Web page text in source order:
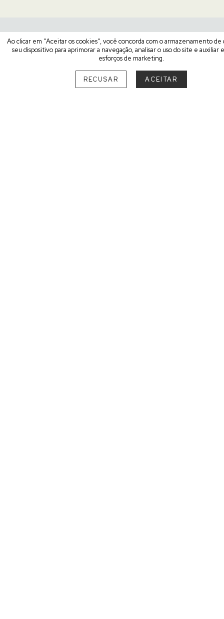
4 hospedarias encontradas
Ao clicar em "Aceitar os cookies", você concorda com o armazenamento de
seu dispositivo para aprimorar a navegação, analisar o uso do site e auxiliar
esforços de marketing.
RECUSAR ACEITAR